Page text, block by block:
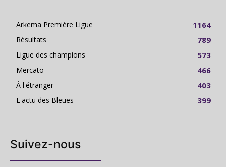
Arkema Première Ligue 1164
Résultats 789
Ligue des champions 573
Mercato 466
À l'étranger 403
L'actu des Bleues 399
Suivez-nous